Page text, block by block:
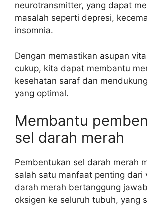
neurotransmitter, yang dapat
masalah seperti depresi,
insomnia.
Dengan memastikan asupan
cukup, kita dapat membantu
kesehatan saraf dan
yang optimal.
Membantu
sel darah merah
Pembentukan sel darah merah
salah satu manfaat penting dari
darah merah bertanggung
oksigen ke seluruh tubuh, yang